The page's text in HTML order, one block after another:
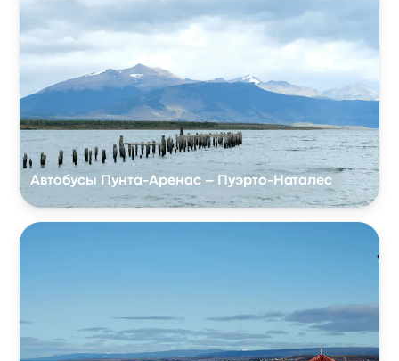
Автобусы Пунта-Аренас – Пуэрто-Наталес